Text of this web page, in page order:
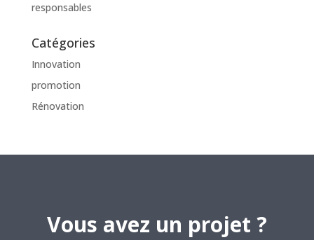
responsables
Catégories
Innovation
promotion
Rénovation
Vous avez un projet ?